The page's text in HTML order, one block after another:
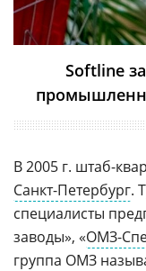
Softline
В 2005 г. штаб-
Санкт-Петербург.
специалисты
заводы», «ОМЗ-
группа ОМЗ